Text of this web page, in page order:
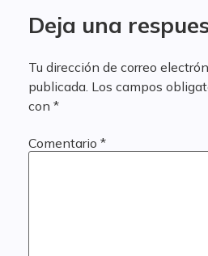
Deja una
Tu dirección de correo
publicada. Los campos
con *
Comentario *